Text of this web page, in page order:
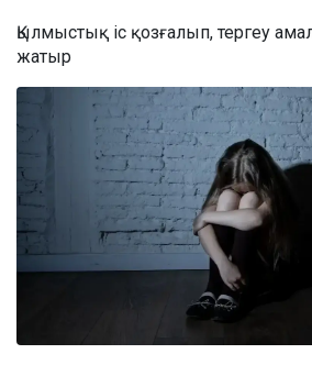
Қылмыстық іс қозғалып, тергеу
жатыр